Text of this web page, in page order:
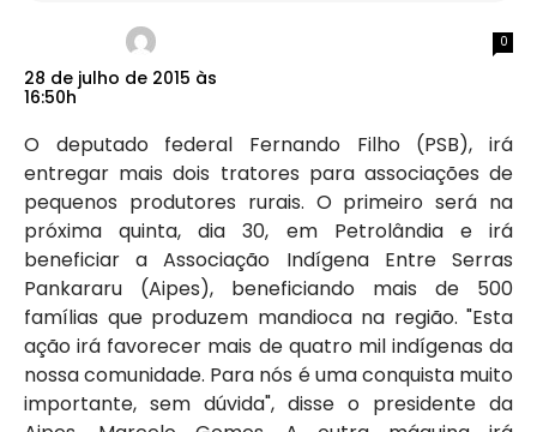
28 de julho de 2015 às
16:50h
0
O deputado federal Fernando Filho (PSB), irá
entregar mais dois tratores para associações de
pequenos produtores rurais. O primeiro será na
próxima quinta, dia 30, em Petrolândia e irá
beneficiar a Associação Indígena Entre Serras
Pankararu (Aipes), beneficiando mais de 500
famílias que produzem mandioca na região. "Esta
ação irá favorecer mais de quatro mil indígenas da
nossa comunidade. Para nós é uma conquista muito
importante, sem dúvida", disse o presidente da